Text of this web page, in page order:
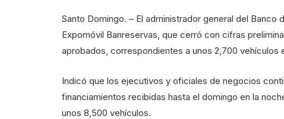
Santo Domingo. – El administrador general del
Expomóvil Banreservas, que cerró con cifras
aprobados, correspondientes a unos 2,700 vehículos
Indicó que los ejecutivos y oficiales de negocios
financiamientos recibidas hasta el domingo en la
unos 8,500 vehículos.